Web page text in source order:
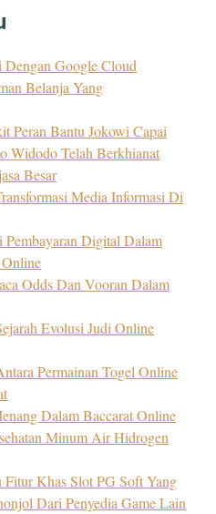
Google Cloud
Belanja Yang
Peran Bantu Jokowi Capai
Widodo Telah Berkhianat
Besar
Media Informasi Di
Pembayaran Digital Dalam
Odds Dan Vooran Dalam
Evolusi Judi Online
Permainan Togel Online
Dalam Baccarat Online
Minum Air Hidrogen
Khas Slot PG Soft Yang
Dari Penyedia Game Lain